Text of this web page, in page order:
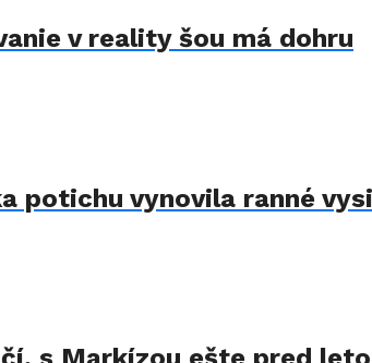
v reality šou má dohru
potichu vynovila ranné